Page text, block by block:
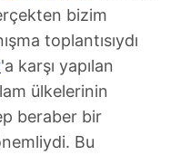
bizim
toplantısıydı
'a karşı yapılan
ülkelerinin
beraber bir
Bu